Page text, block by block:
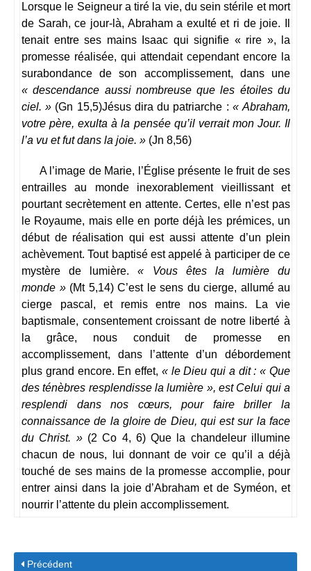
Lorsque le Seigneur a tiré la vie, du sein stérile et mort
de Sarah, ce jour-là, Abraham a exulté et ri de joie. Il
tenait entre ses mains Isaac qui signifie « rire », la
promesse réalisée, qui attendait cependant encore la
surabondance de son accomplissement, dans une
« descendance aussi nombreuse que les étoiles du
ciel. » (Gn 15,5)Jésus dira du patriarche : « Abraham,
votre père, exulta à la pensée qu’il verrait mon Jour. Il
l’a vu et fut dans la joie. » (Jn 8,56)
A l’image de Marie, l’Église présente le fruit de ses
entrailles au monde inexorablement vieillissant et
pourtant secrètement en attente. Certes, elle n’est pas
le Royaume, mais elle en porte déjà les prémices, un
début de réalisation qui est aussi attente d’un plein
achèvement. Tout baptisé est appelé à participer de ce
mystère de lumière.« Vous êtes la lumière du
monde »(Mt 5,14) C’est le sens du cierge, allumé au
cierge pascal, et remis entre nos mains. La vie
baptismale, consentement croissant de notre liberté à
la grâce, nous conduit de promesse en
accomplissement, dans l’attente d’un débordement
plus grand encore. En effet, « le Dieu qui a dit : « Que
des ténèbres resplendisse la lumière », est Celui qui a
resplendi dans nos cœurs, pour faire briller la
connaissance de la gloire de Dieu, qui est sur la face
du Christ. »(2 Co 4, 6) Que la chandeleur illumine
chacun de nous, lui donnant de voir ce qu’il a déjà
touché de ses mains de la promesse accomplie, pour
entrer ainsi dans la joie d’Abraham et de Syméon, et
nourrir l’attente du plein accomplissement.
Précédent